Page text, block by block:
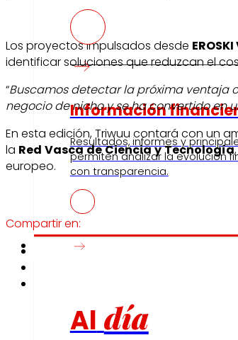
Información
Resultados, informes y
permiten analizar la evolución
con transparencia.
Prensa
Al día
Los proyectos impulsados desde
identificar soluciones que reduzcan el
“Buscamos detectar la próxima ventaja
negocio de nicho y se ha convertido en
En esta edición, Triwuu contará con un
la Red VascadeCienciayTecnología
europeo.
Compartir en: